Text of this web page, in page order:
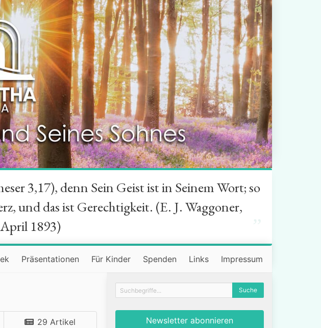
3,17), denn Sein Geist ist in Seinem Wort; so
und das ist Gerechtigkeit. (E. J. Waggoner,
1893)
Präsentationen Für Kinder Spenden Links Impressum
29 Artikel Newsletter abonnieren